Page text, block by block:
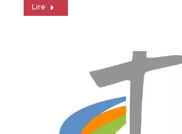
Lire